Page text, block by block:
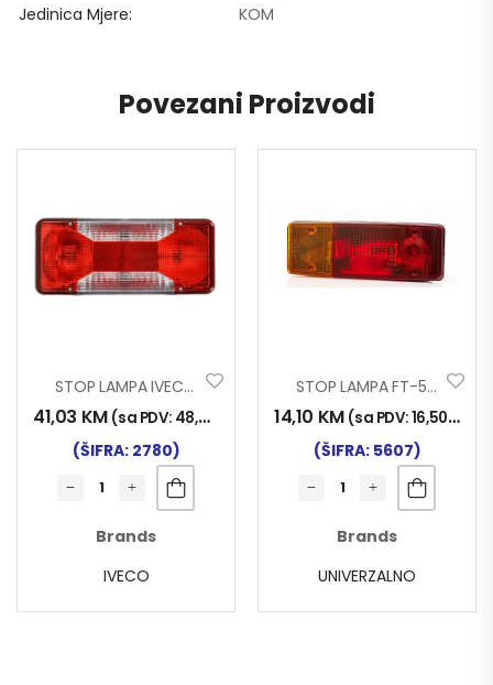
Jedinica Mjere KOM
Povezani Proizvodi
STOP LAMPA IVECO DAILY
41,03 KM (sa PDV: 48,00
(ŠIFRA: 2780)
Brands
IVECO
STOP LAMPA FT-549 LIJEVA
14,10 KM (sa PDV:16,50KM
(ŠIFRA: 5607)
Brands
UNIVERZALNO